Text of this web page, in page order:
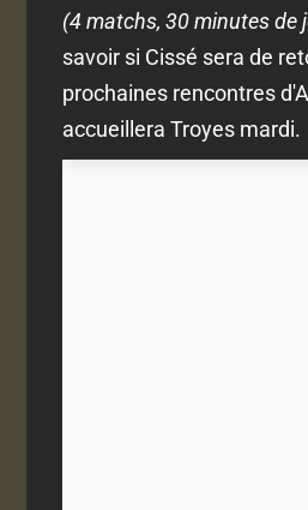
(4 matchs, 30 minutes de
savoir si Cissé sera de
prochaines rencontres
accueillera Troyes mardi.